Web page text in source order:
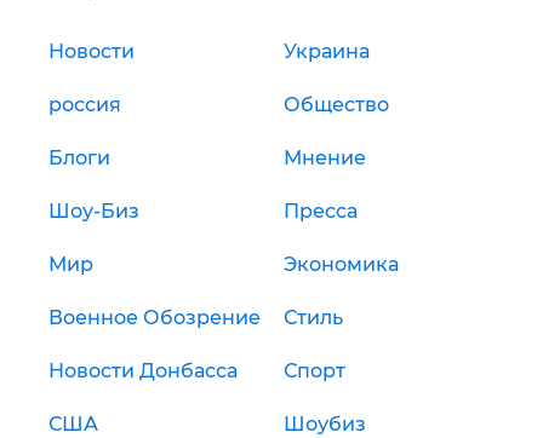
Новости Украина
россия Общество
Блоги Мнение
Шоу-Биз Пресса
Мир Экономика
Военное Обозрение Стиль
Новости Донбасса Спорт
США Шоубиз